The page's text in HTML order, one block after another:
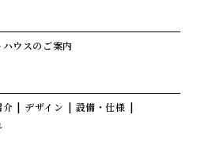
ハウスのご案内
介 デザイン
設備・仕様